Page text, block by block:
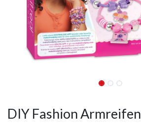
DIY Fashion Armreifen